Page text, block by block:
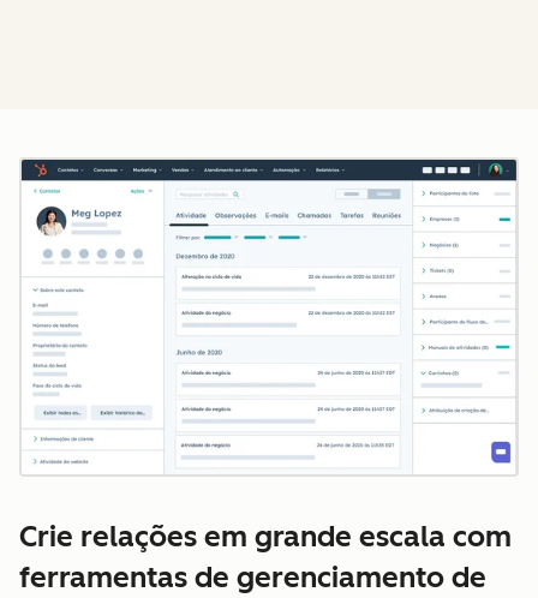
Crie relações em grande escala com
ferramentas de gerenciamento de